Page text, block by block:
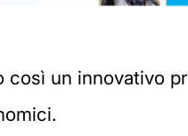
così un innovativo